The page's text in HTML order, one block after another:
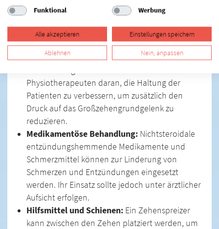
Großzehengrundgelenk verringern. Übungen,
die angewendet werden, sind das Zehenkrallen
und -spreizen, auf- und abrollende Bewegungen
mit dem Fuß, Dehnübungen der Zehen- und
Fußgelenke, Balanceübungen auf einem Bein
Physiotherapeuten daran, die Haltung der
Patienten zu verbessern, um zusätzlich den
Druck auf das Großzehengrundgelenk zu
reduzieren.
Medikamentöse Behandlung: Nichtsteroidale
entzündungshemmende Medikamente und
Schmerzmittel können zur Linderung von
Schmerzen und Entzündungen eingesetzt
werden. Ihr Einsatz sollte jedoch unter ärztlicher
Aufsicht erfolgen.
Hilfsmittel und Schienen: Ein Zehenspreizer
kann zwischen den Zehen platziert werden, um
Funktional
Werbung
Alle akzeptieren Einstellungen speichern
Ablehnen Nein, anpassen